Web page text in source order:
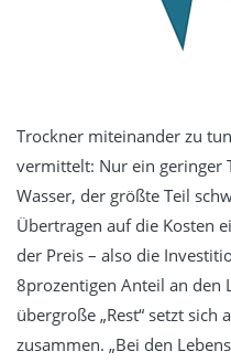
Trockner miteinander zu
vermittelt: Nur ein geringer
Wasser, der größte Teil
Übertragen auf die Kosten
der Preis – also die
8prozentigen Anteil an den
übergroße „Rest“ setzt
zusammen. „Bei den